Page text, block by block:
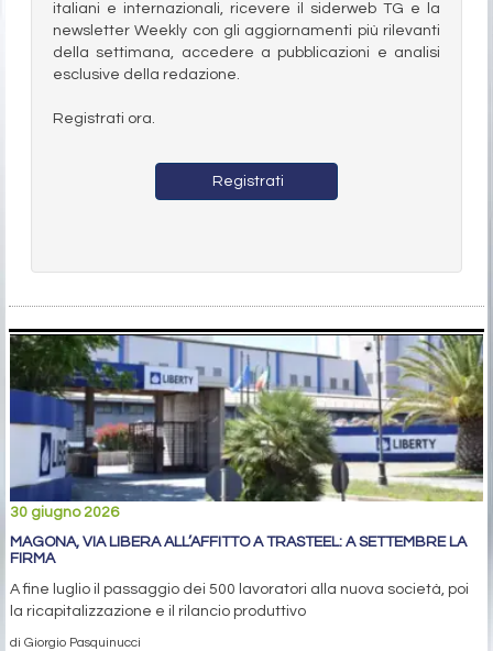
italiani e internazionali, ricevere il siderweb TG e la
newsletter Weekly con gli aggiornamenti più rilevanti
della settimana, accedere a pubblicazioni e analisi
esclusive della redazione.
Registrati ora.
Registrati
30 giugno 2026
MAGONA, VIA LIBERA ALL’AFFITTO A TRASTEEL: A SETTEMBRE LA
FIRMA
A fine luglio il passaggio dei 500 lavoratori alla nuova società, poi
la ricapitalizzazione e il rilancio produttivo
di Giorgio Pasquinucci